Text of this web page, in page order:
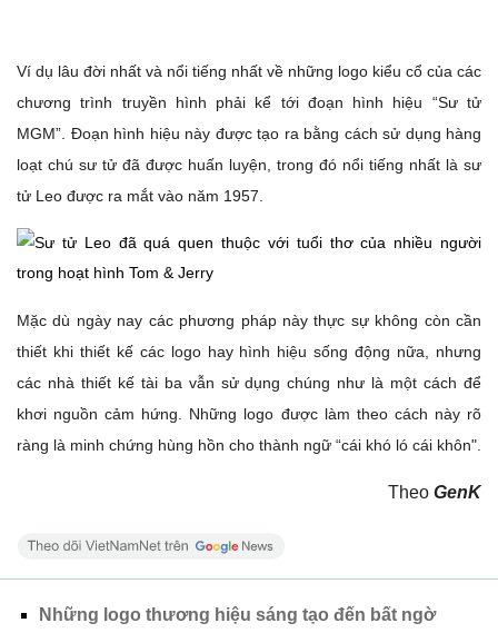
Ví dụ lâu đời nhất và nổi tiếng nhất về những logo kiểu cổ của các
chương trình truyền hình phải kể tới đoạn hình hiệu “Sư tử
MGM”. Đoạn hình hiệu này được tạo ra bằng cách sử dụng hàng
loạt chú sư tử đã được huấn luyện, trong đó nổi tiếng nhất là sư
tử Leo được ra mắt vào năm 1957.
Mặc dù ngày nay các phương pháp này thực sự không còn cần
thiết khi thiết kế các logo hay hình hiệu sống động nữa, nhưng
các nhà thiết kế tài ba vẫn sử dụng chúng như là một cách để
khơi nguồn cảm hứng. Những logo được làm theo cách này rõ
ràng là minh chứng hùng hồn cho thành ngữ “cái khó ló cái khôn".
Theo GenK
Những logo thương hiệu sáng tạo đến bất ngờ